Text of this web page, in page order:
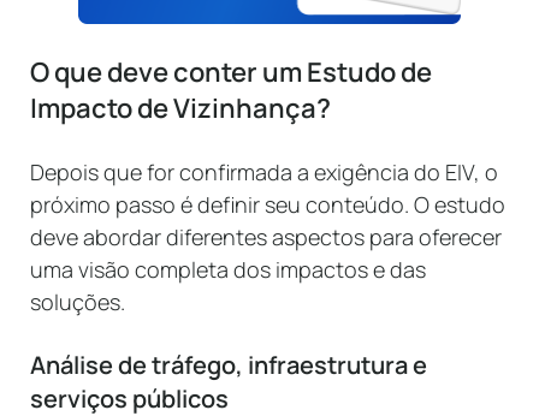
O que deve conter um Estudo de
Impacto de Vizinhança?
Depois que for confirmada a exigência do EIV, o
próximo passo é definir seu conteúdo. O estudo
deve abordar diferentes aspectos para oferecer
uma visão completa dos impactos e das
soluções.
Análise de tráfego, infraestrutura e
serviços públicos